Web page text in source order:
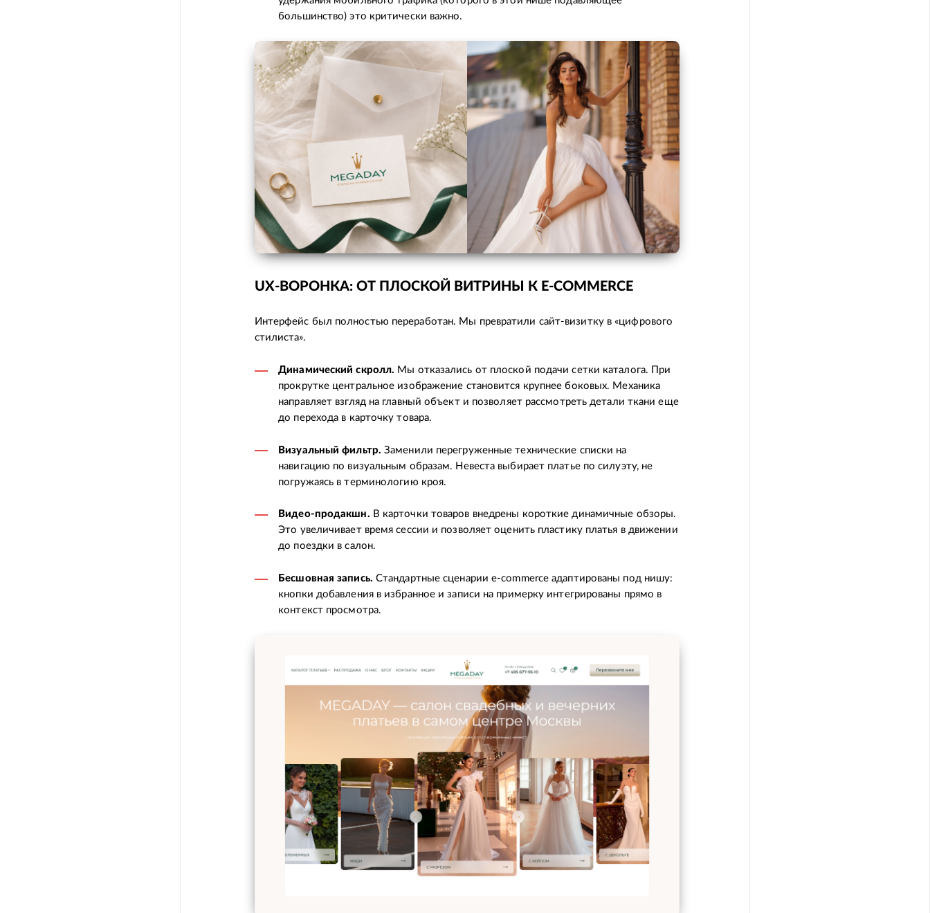
большинство) это критически важно.
UX-ВОРОНКА: ОТ ПЛОСКОЙ ВИТРИНЫ К E-COMMERCE
Интерфейс был полностью переработан. Мы превратили сайт-визитку в «цифрового
стилиста».
Динамический скролл. Мы отказались от плоской подачи сетки каталога. При
прокрутке центральное изображение становится крупнее боковых. Механика
направляет взгляд на главный объект и позволяет рассмотреть детали ткани еще
до перехода в карточку товара.
Визуальный фильтр. Заменили перегруженные технические списки на
навигацию по визуальным образам. Невеста выбирает платье по силуэту, не
погружаясь в терминологию кроя.
Видео-продакшн. В карточки товаров внедрены короткие динамичные обзоры.
Это увеличивает время сессии и позволяет оценить пластику платья в движении
до поездки в салон.
Бесшовная запись. Стандартные сценарии e-commerce адаптированы под нишу:
кнопки добавления в избранное и записи на примерку интегрированы прямо в
контекст просмотра.